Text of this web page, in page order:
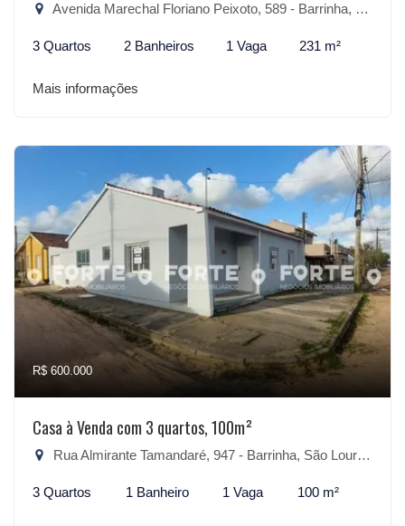
Avenida Marechal Floriano Peixoto, 589 - Barrinha, São Lourenço do Sul-RS
3 Quartos 2 Banheiros 1 Vaga 231 m²
Mais informações
R$ 600.000
Casa à Venda com 3 quartos, 100m²
Rua Almirante Tamandaré, 947 - Barrinha, São Lourenço do Sul-RS
3 Quartos 1 Banheiro 1 Vaga 100 m²